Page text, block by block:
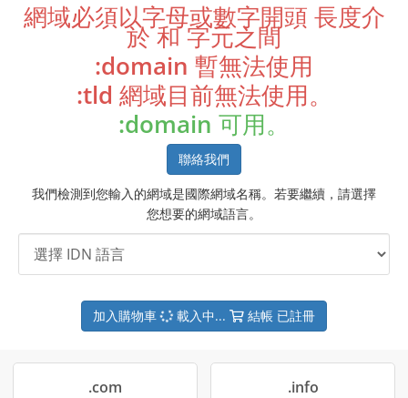
網域必須以字母或數字開頭 長度介
於和字元之間
:domain 暫無法使用
:tld 網域目前無法使用。
:domain 可用。
聯絡我們
我們檢測到您輸入的網域是國際網域名稱。若要繼續，請選擇
您想要的網域語言。
加入購物車 載入中... 結帳 已註冊
.com .info